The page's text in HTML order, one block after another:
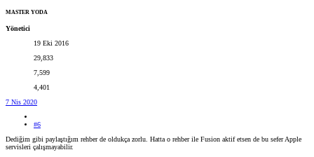
MASTER YODA
Yönetici
19 Eki 2016
29,833
7,599
4,401
7 Nis 2020
#6
Dediğim gibi paylaştığım rehber de oldukça zorlu. Hatta o rehber ile Fusion aktif etsen de bu sefer Apple
servisleri çalışmayabilir.